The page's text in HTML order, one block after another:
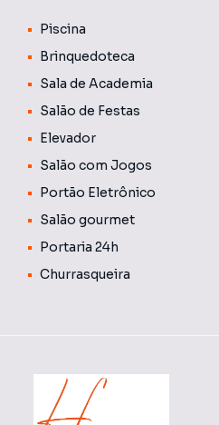
edifício. As tarifas de água e
boleto do condomínio.
Piscina
Brinquedoteca
Sala de Academia
Salão de Festas
Elevador
Salão com Jogos
Portão Eletrônico
Salão gourmet
Portaria 24h
Churrasqueira